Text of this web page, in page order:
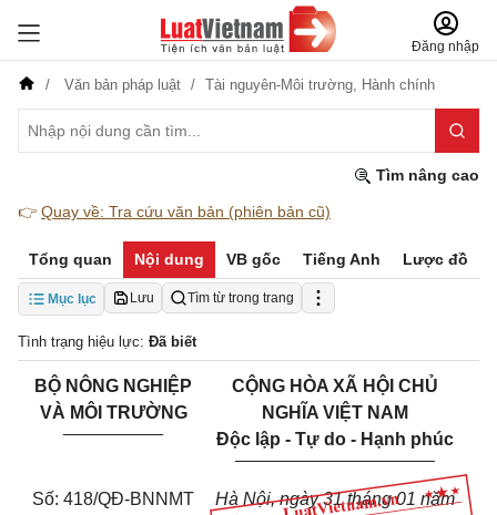
Đăng nhập
Văn bản pháp luật Tài nguyên-Môi trường, Hành chính
Tìm nâng cao
👉 Quay về: Tra cứu văn bản (phiên bản cũ)
Tổng quan Nội dung VB gốc Tiếng Anh Lược đồ
Mục lục Lưu Tìm từ trong trang
Tình trạng hiệu lực: Đã biết
BỘ NÔNG NGHIỆP
VÀ MÔI TRƯỜNG
CỘNG HÒA XÃ HỘI CHỦ
NGHĨA VIỆT NAM
Độc lập - Tự do - Hạnh phúc
____________________
Số: 418/QĐ-BNNMT
Hà Nội, ngày 31 tháng 01 năm